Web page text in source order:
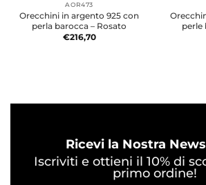
AOR473
Orecchini in argento 925 con
perla barocca – Rosato
€216,70
perle
Ricevi la Nostra
Iscriviti e ottieni il 10% di
primo ordine!